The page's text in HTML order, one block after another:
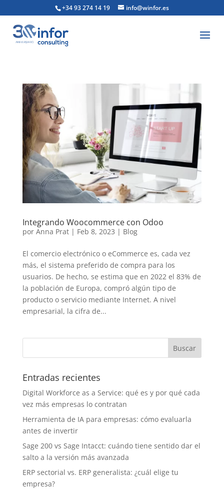
+34 93 274 14 19 info@winfor.es
Integrando Woocommerce con Odoo
por Anna Prat| Feb 8, 2023 | Blog
El comercio electrónico o eCommerce es, cada vez
más, el sistema preferido de compra para los
usuarios. De hecho, se estima que en 2022 el 83% de
la población de Europa, compró algún tipo de
producto o servicio mediante Internet. A nivel
empresarial, la cifra de...
Entradas recientes
Digital Workforce as a Service: qué es y por qué cada
vez más empresas lo contratan
Herramienta de IA para empresas: cómo evaluarla
antes de invertir
Sage 200 vs Sage Intacct: cuándo tiene sentido dar el
salto a la versión más avanzada
ERP sectorial vs. ERP generalista: ¿cuál elige tu
empresa?